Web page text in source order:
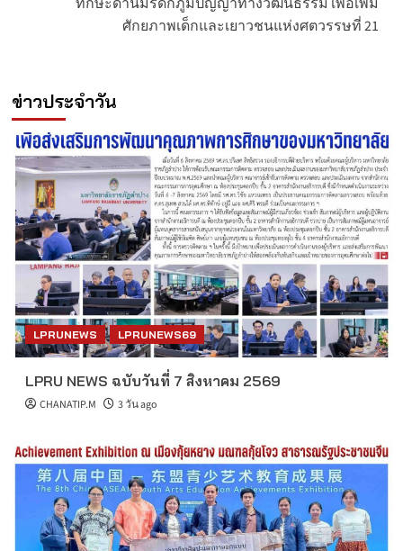
ศักยภาพเด็กและเยาวชนแห่งศตวรรษที่ 21
ข่าวประจำวัน
LPRUNEWS LPRUNEWS69
LPRU NEWS ฉบับวันที่ 7 สิงหาคม 2569
CHANATIP.M 3 วัน ago